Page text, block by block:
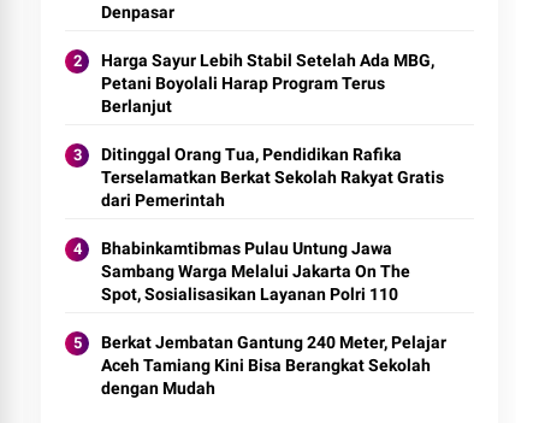
Denpasar
Harga Sayur Lebih Stabil Setelah Ada MBG,
Petani Boyolali Harap Program Terus
Berlanjut
Ditinggal Orang Tua, Pendidikan Rafika
Terselamatkan Berkat Sekolah Rakyat Gratis
dari Pemerintah
Bhabinkamtibmas Pulau Untung Jawa
Sambang Warga Melalui Jakarta On The
Spot, Sosialisasikan Layanan Polri 110
Berkat Jembatan Gantung 240 Meter, Pelajar
Aceh Tamiang Kini Bisa Berangkat Sekolah
dengan Mudah